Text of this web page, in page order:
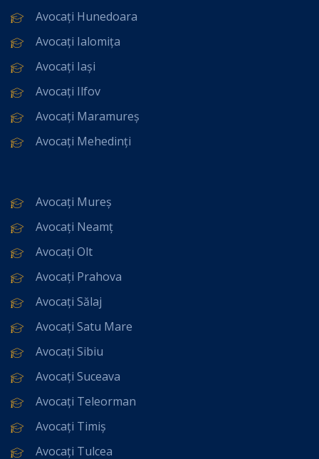
Avocați Hunedoara
Avocați Ialomița
Avocați Iași
Avocați Ilfov
Avocați Maramureș
Avocați Mehedinți
Avocați Mureș
Avocați Neamț
Avocați Olt
Avocați Prahova
Avocați Sălaj
Avocați Satu Mare
Avocați Sibiu
Avocați Suceava
Avocați Teleorman
Avocați Timiș
Avocați Tulcea